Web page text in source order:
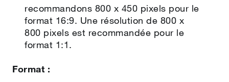
recommandons 800 x 450 pixels pour le
format 16:9. Une résolution de 800 x
800 pixels est recommandée pour le
format 1:1.
Format :